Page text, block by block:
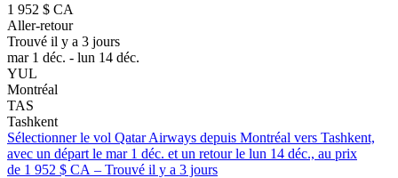
1 952 $ CA
Aller-retour
Trouvé il y a 3 jours
mar 1 déc. - lun 14 déc.
YUL
Montréal
TAS
Tashkent
Sélectionner le vol Qatar Airways depuis Montréal vers Tashkent,
avec un départ le mar 1 déc. et un retour le lun 14 déc., au prix
de 1 952 $ CA – Trouvé il y a 3 jours